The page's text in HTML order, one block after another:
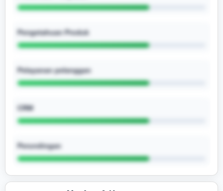
Pengetahuan Produk
Pelayanan pelanggan
CRM
Perundingan